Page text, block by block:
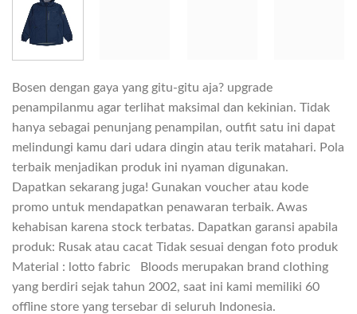
Bosen dengan gaya yang gitu-gitu aja? upgrade
penampilanmu agar terlihat maksimal dan kekinian. Tidak
hanya sebagai penunjang penampilan, outfit satu ini dapat
melindungi kamu dari udara dingin atau terik matahari. Pola
terbaik menjadikan produk ini nyaman digunakan.
Dapatkan sekarang juga! Gunakan voucher atau kode
promo untuk mendapatkan penawaran terbaik. Awas
kehabisan karena stock terbatas. Dapatkan garansi apabila
produk: Rusak atau cacat Tidak sesuai dengan foto produk
Material : lotto fabric Bloods merupakan brand clothing
yang berdiri sejak tahun 2002, saat ini kami memiliki 60
offline store yang tersebar di seluruh Indonesia.